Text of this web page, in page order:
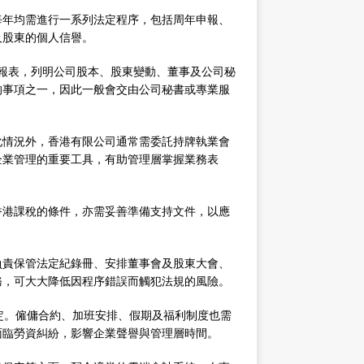
均需進行一系列法定程序，包括周年申報、
東的個人信譽。
，列明公司股本、股東變動、董事及公司秘
項之一，因此一般會交由公司秘書或專業服
況外，香港有限公司通常需委託持牌執業會
管理的重要工具，有助管理層掌握業務表
課稅的條件，亦需妥善準備支持文件，以應
保管法定紀錄冊、安排董事會及股東大會、
可大大降低因程序錯誤而觸犯法規的風險。
僱傭合約、加班安排、假期及福利制度也需
勞資糾紛，影響企業聲譽與管理層時間。